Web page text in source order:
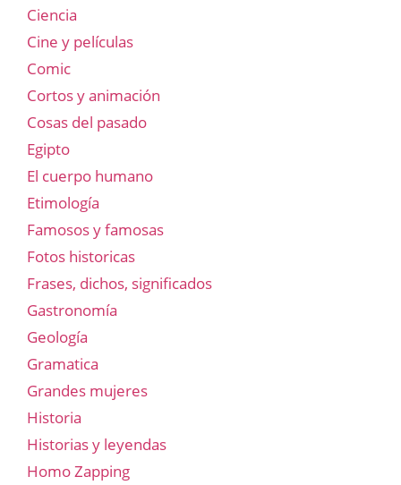
Ciencia
Cine y películas
Comic
Cortos y animación
Cosas del pasado
Egipto
El cuerpo humano
Etimología
Famosos y famosas
Fotos historicas
Frases, dichos, significados
Gastronomía
Geología
Gramatica
Grandes mujeres
Historia
Historias y leyendas
Homo Zapping